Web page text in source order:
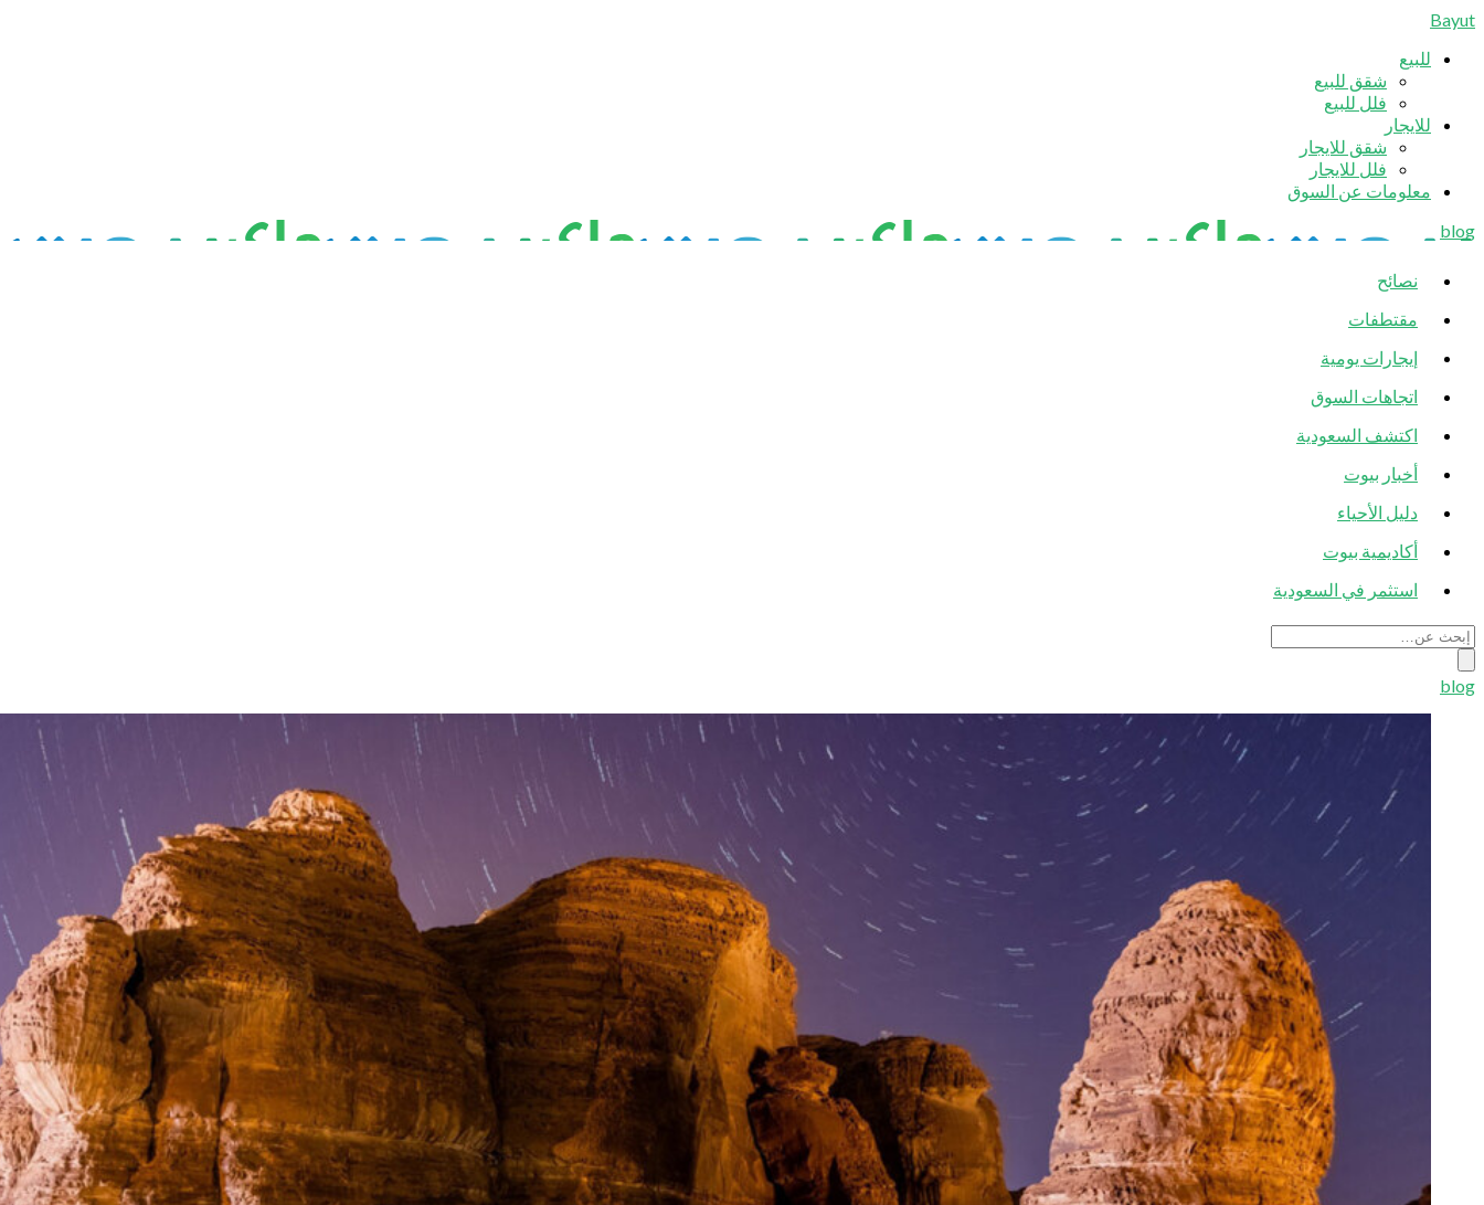
Bayut
للبيع
شقق للبيع
فلل للبيع
للايجار
شقق للايجار
فلل للايجار
معلومات عن السوق
blog
نصائح
مقتطفات
إيجارات يومية
اتجاهات السوق
اكتشف السعودية
أخبار بيوت
دليل الأحياء
أكاديمية بيوت
استثمر في السعودية
blog